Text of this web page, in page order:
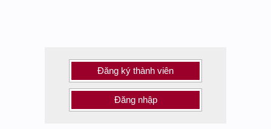
Đăng ký thành viên
Đăng nhập